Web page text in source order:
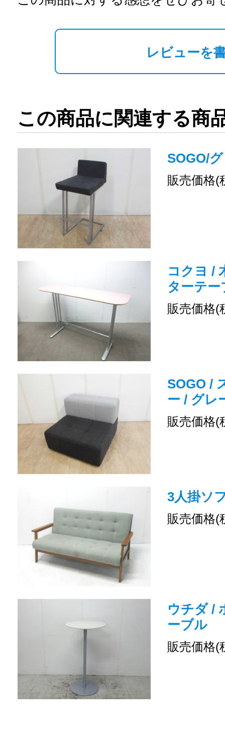
レビューを
この商品に関連する商
SOGO/
販売価格(
コクヨ /
ターテー
販売価格(
SOGO /
ー / グレ
販売価格(
3人掛ソ
販売価格(
ウチダ /
ーブル
販売価格(